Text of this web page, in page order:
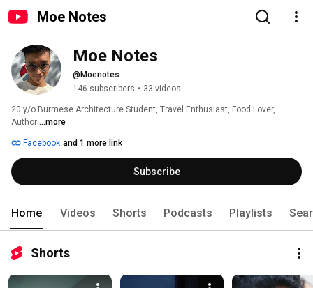
Moe Notes
Moe Notes
@Moenotes
146 subscribers • 33 videos
20 y/o Burmese Architecture Student, Travel Enthusiast, Food Lover,
Author ...more
Facebook and 1 more link
Subscribe
Home Videos Shorts Podcasts Playlists
Shorts